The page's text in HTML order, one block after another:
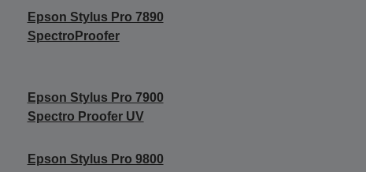
Epson Stylus Pro 7890
SpectroProofer
Epson Stylus Pro 7900
Spectro Proofer UV
Epson Stylus Pro 9800